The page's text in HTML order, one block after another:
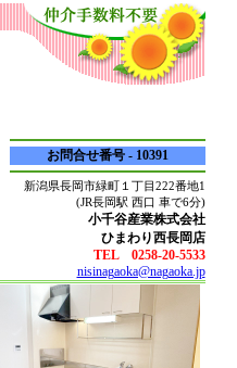
お問合せ番号 - 10391
新潟県長岡市緑町１丁目222番地1
(JR長岡駅 西口 車で6分)
小千谷産業株式会社
ひまわり西長岡店
TEL 0258-20-5533
nisinagaoka@nagaoka.jp